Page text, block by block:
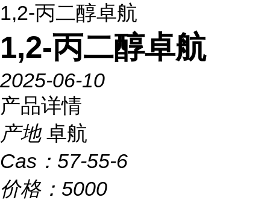
1,2-丙二醇卓航
1,2-丙二醇卓航
2025-06-10
产品详情
产地 卓航
Cas： 57-55-6
价格： 5000